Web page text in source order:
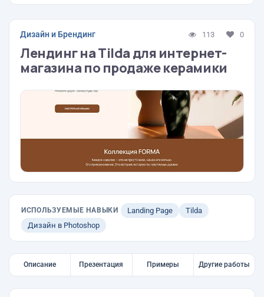
Дизайн и Брендинг 113 0
Лендинг на Tilda для интернет-
магазина по продаже керамики
ИСПОЛЬЗУЕМЫЕ НАВЫКИ Landing Page
Tilda
Дизайн в Photoshop
Описание Презентация Примеры Другие работы